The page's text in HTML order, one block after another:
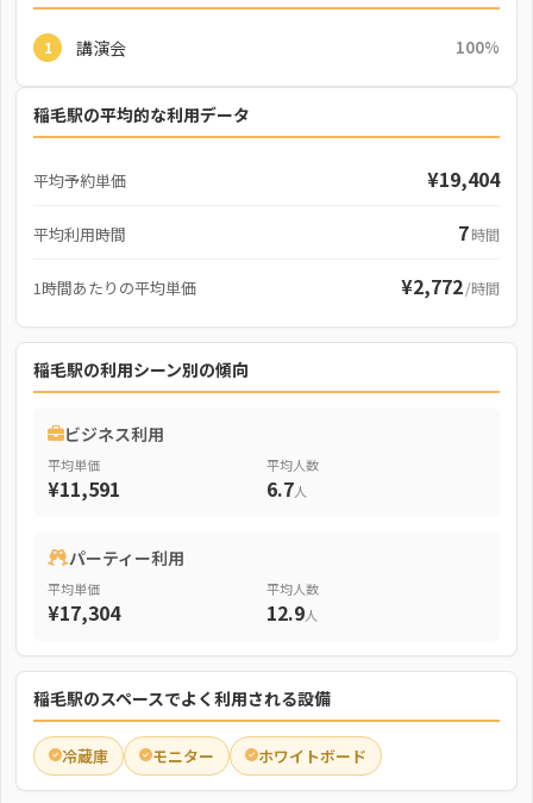
1 講演会 100%
稲毛駅の平均的な利用データ
平均予約単価 ¥19,404
平均利用時間 7時間
1時間あたりの平均単価 ¥2,772/時間
稲毛駅の利用シーン別の傾向
ビジネス利用
平均単価
¥11,591
平均人数
6.7人
パーティー利用
平均単価
¥17,304
平均人数
12.9人
稲毛駅のスペースでよく利用される設備
冷蔵庫 モニター ホワイトボード